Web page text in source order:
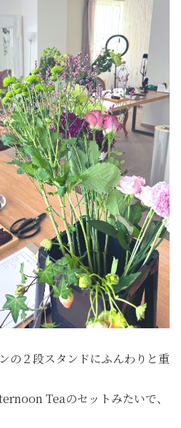
の２段スタンドにふんわりと重
Teaのセットみたいで、